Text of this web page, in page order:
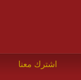
اشترك معنا